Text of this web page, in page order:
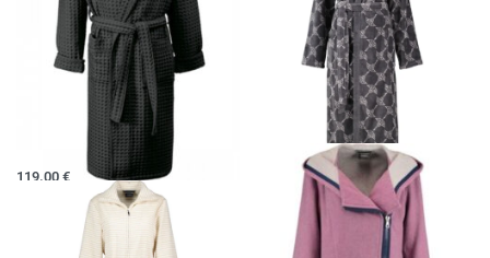
Chalatas VIGGO
119.00 €
Pasirinkti savybes
Moteriškas chalatas JOOP
€
Pasirinkti savybes